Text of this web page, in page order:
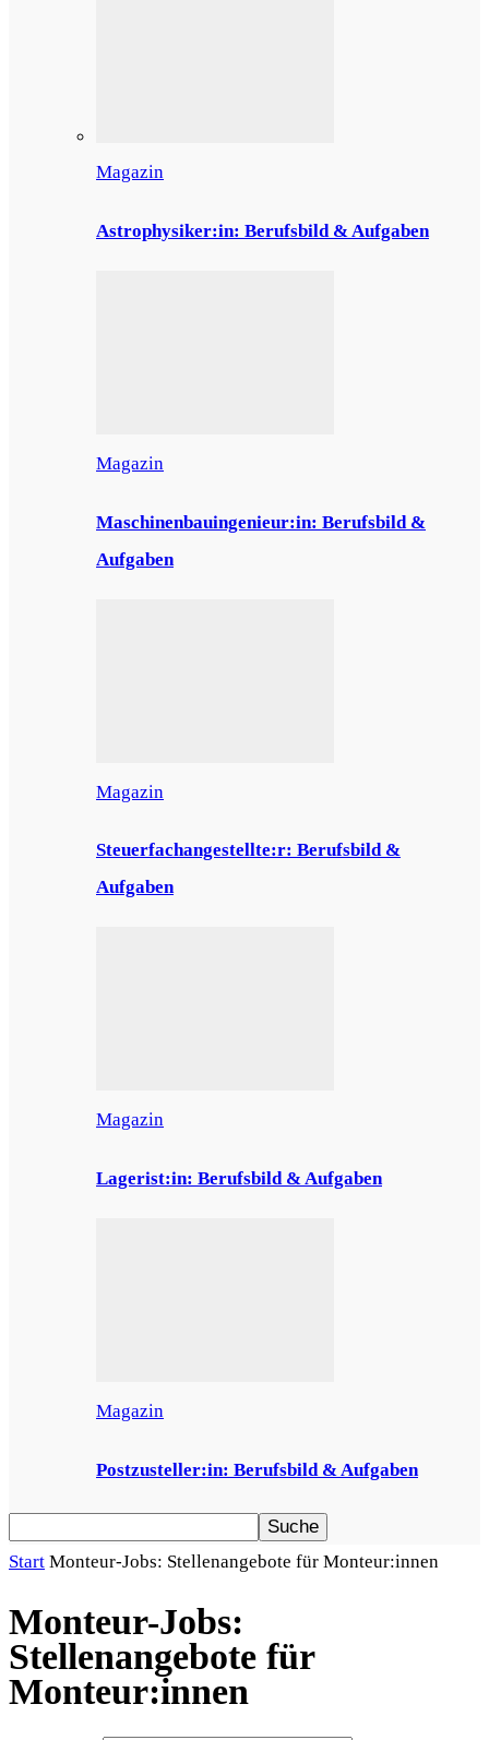
Magazin
Astrophysiker:in: Berufsbild & Aufgaben
Magazin
Maschinenbauingenieur:in: Berufsbild &
Aufgaben
Magazin
Steuerfachangestellte:r: Berufsbild &
Aufgaben
Magazin
Lagerist:in: Berufsbild & Aufgaben
Magazin
Postzusteller:in: Berufsbild & Aufgaben
Start Monteur-Jobs: Stellenangebote für Monteur:innen
Monteur-Jobs:
Stellenangebote für
Monteur:innen